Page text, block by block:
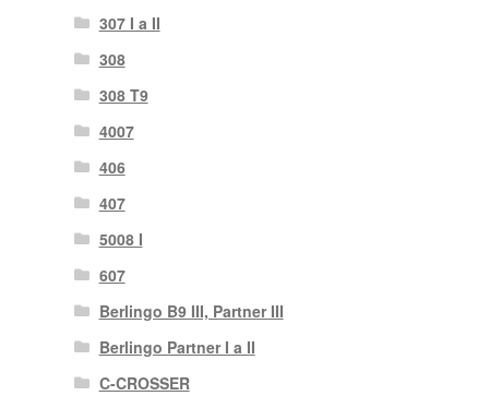
307 I a II
308
308 T9
4007
406
407
5008 I
607
Berlingo B9 III, Partner III
Berlingo Partner I a II
C-CROSSER